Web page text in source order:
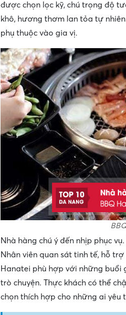
được chọn lọc kỹ, chú trọng độ
khô, hương thơm lan tỏa tự
phụ thuộc vào gia vị.
Nhà hàng chú ý đến nhịp phục
Nhân viên quan sát tinh tế, hỗ
Hanatei phù hợp với những buổi
trò chuyện. Thực khách có thể
chọn thích hợp cho những ai yêu